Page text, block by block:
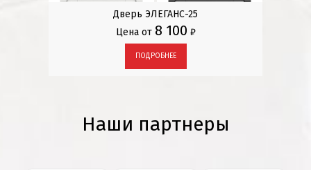
Дверь ЭЛЕГАНС-25
Цена от 8 100 ₽
ПОДРОБНЕЕ
Наши партнеры